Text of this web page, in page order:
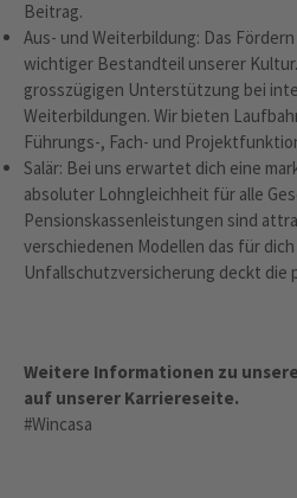
Beitrag.
Aus- und Weiterbildung: Das
wichtiger Bestandteil unserer
grosszügigen Unterstützung bei
Weiterbildungen. Wir bieten
Führungs-, Fach- und
Salär: Bei uns erwartet dich eine
absoluter Lohngleichheit für alle
Pensionskassenleistungen sind
verschiedenen Modellen das für
Unfallschutzversicherung deckt die
Weitere Informationen zu
auf unserer Karriereseite.
#Wincasa